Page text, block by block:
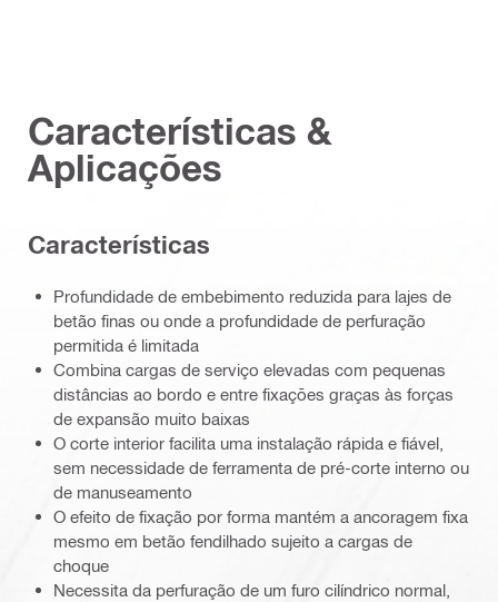
Características &
Aplicações
Características
Profundidade de embebimento reduzida para lajes de
betão finas ou onde a profundidade de perfuração
permitida é limitada
Combina cargas de serviço elevadas com pequenas
distâncias ao bordo e entre fixações graças às forças
de expansão muito baixas
O corte interior facilita uma instalação rápida e fiável,
sem necessidade de ferramenta de pré-corte interno ou
de manuseamento
O efeito de fixação por forma mantém a ancoragem fixa
mesmo em betão fendilhado sujeito a cargas de
choque
Necessita da perfuração de um furo cilíndrico normal,